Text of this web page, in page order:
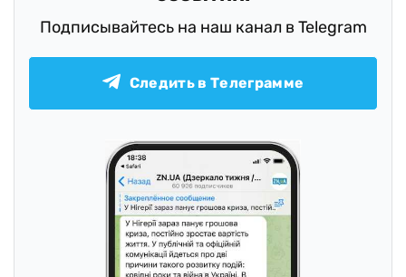
Подписывайтесь на наш канал в Telegram
Следить в Телеграмме